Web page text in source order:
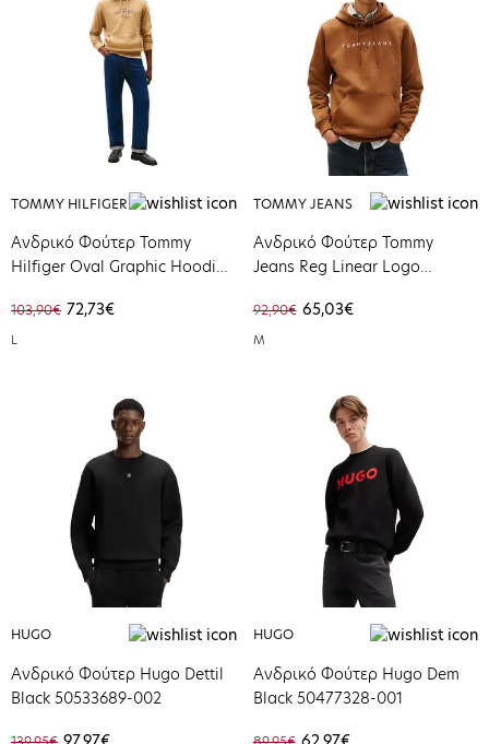
TOMMY HILFIGER
Ανδρικό Φούτερ Tommy
Hilfiger Oval Graphic Hoodie
MW0MW40864-GV7
103,90€ 72,73€
L
TOMMY JEANS
Ανδρικό Φούτερ Tommy
Jeans Reg Linear Logo
DM0DM20746-GVP
92,90€ 65,03€
M
HUGO
Ανδρικό Φούτερ Hugo Dettil
Black 50533689-002
HUGO
Ανδρικό Φούτερ Hugo Dem
Black 50477328-001